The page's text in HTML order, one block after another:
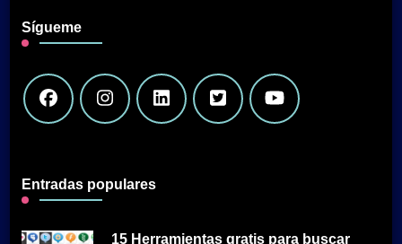
Sígueme
Entradas populares
15 Herramientas gratis para buscar